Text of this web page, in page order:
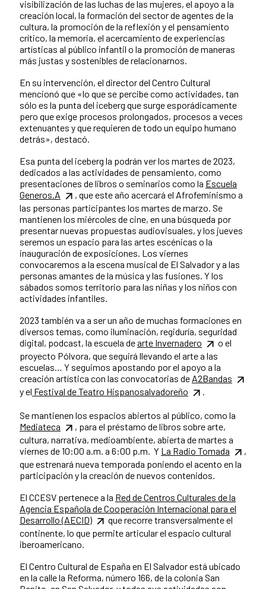
visibilización de las luchas de las mujeres, el apoyo a la
creación local, la formación del sector de agentes de la
cultura, la promoción de la reflexión y el pensamiento
crítico, la memoria, el acercamiento de experiencias
artísticas al público infantil o la promoción de maneras
más justas y sostenibles de relacionarnos.
En su intervención, el director del Centro Cultural
mencionó que «lo que se percibe como actividades, tan
sólo es la punta del iceberg que surge esporádicamente
pero que exige procesos prolongados, procesos a veces
extenuantes y que requieren de todo un equipo humano
detrás», destacó.
Esa punta del iceberg la podrán ver los martes de 2023,
dedicados a las actividades de pensamiento, como
presentaciones de libros o seminarios como la Escuela
Generos.A
, que este año acercará el Afrofeminismo a
las personas participantes los martes de marzo. Se
mantienen los miércoles de cine, en una búsqueda por
presentar nuevas propuestas audiovisuales, y los jueves
seremos un espacio para las artes escénicas o la
inauguración de exposiciones. Los viernes
convocaremos a la escena musical de El Salvador y a las
personas amantes de la música y las fusiones. Y los
sábados somos territorio para las niñas y los niños con
actividades infantiles.
2023 también va a ser un año de muchas formaciones en
diversos temas, como iluminación, regiduría, seguridad
digital, podcast, la escuela dearte Invernadero
o el
proyecto Pólvora, que seguirá llevando el arte a las
escuelas… Y seguimos apostando por el apoyo a la
creación artística con las convocatorias de A2Bandas
y el Festival de Teatro Hispanosalvadoreño .
Se mantienen los espacios abiertos al público, como la
Mediateca
, para el préstamo de libros sobre arte,
cultura, narrativa, medioambiente, abierta de martes a
viernes de 10:00 a.m. a 6:00 p.m. Y La Radio Tomada
,
que estrenará nueva temporada poniendo el acento en la
participación y la creación de nuevos contenidos.
El CCESV pertenece a la Red de Centros Culturales de la
Agencia Española de Cooperación Internacional para el
Desarrollo (AECID)
que recorre transversalmente el
continente, lo que permite articular el espacio cultural
iberoamericano.
El Centro Cultural de España en El Salvador está ubicado
en la calle la Reforma, número 166, de la colonia San